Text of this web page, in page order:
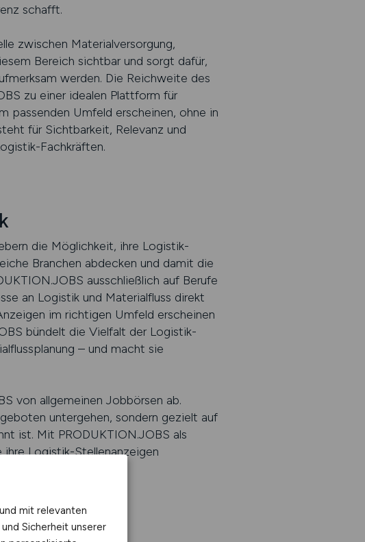
schafft.
zwischen Materialversorgung,
Bereich sichtbar und sorgt dafür,
werden. Die Reichweite des
zu einer idealen Plattform für
passenden Umfeld erscheinen, ohne in
für Sichtbarkeit, Relevanz und
Fachkräften.
die Möglichkeit, ihre Logistik-
Branchen abdecken und damit die
ausschließlich auf Berufe
an Logistik und Materialfluss direkt
im richtigen Umfeld erscheinen
bündelt die Vielfalt der Logistik-
– und macht sie
von allgemeinen Jobbörsen ab.
untergehen, sondern gezielt auf
ist. Mit PRODUKTION.JOBS als
Logistik-Stellenanzeigen
herstellt.
mit relevanten
Sicherheit unserer